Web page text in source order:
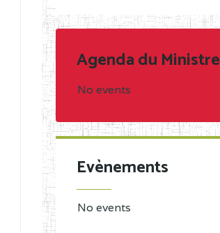
Agenda du Ministre
No events
Evènements
No events